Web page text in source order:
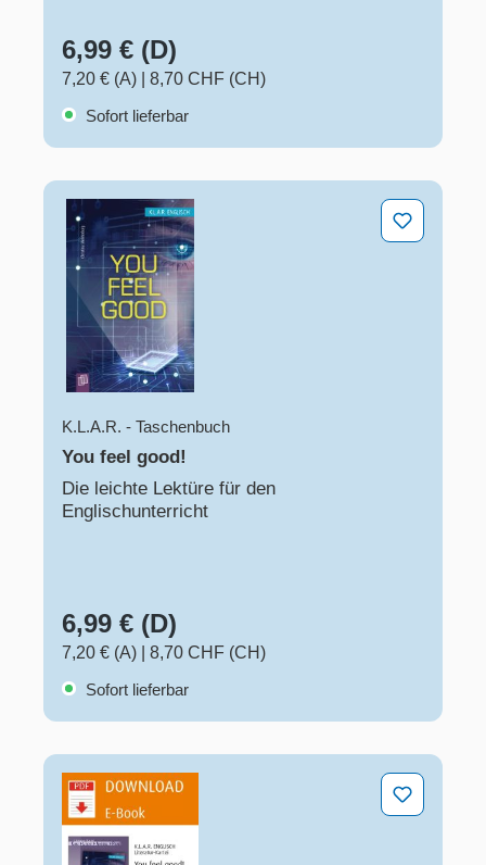
6,99 € (D)
7,20 € (A)
8,70 CHF (CH)
Sofort lieferbar
You feel good!
K.L.A.R. - Taschenbuch
You feel good!
Die leichte Lektüre für den
Englischunterricht
6,99 € (D)
7,20 € (A)
8,70 CHF (CH)
Sofort lieferbar
You feel good!